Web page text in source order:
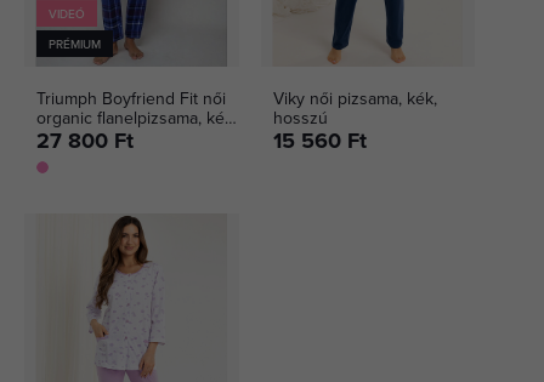
VIDEÓ
PRÉMIUM
Triumph Boyfriend Fit női
organic flanelpizsama, kék,
kockás
27 800 Ft
Viky női pizsama, kék,
hosszú
15 560 Ft